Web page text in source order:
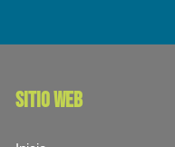
sitio web